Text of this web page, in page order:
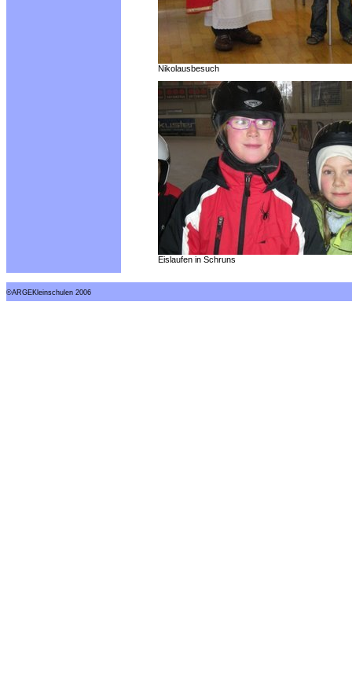
Nikolausbesuch
Eislaufen in Schruns
©ARGEKleinschulen 2006